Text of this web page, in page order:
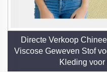
Directe Verkoop
Viscose Geweven Stof
Kleding